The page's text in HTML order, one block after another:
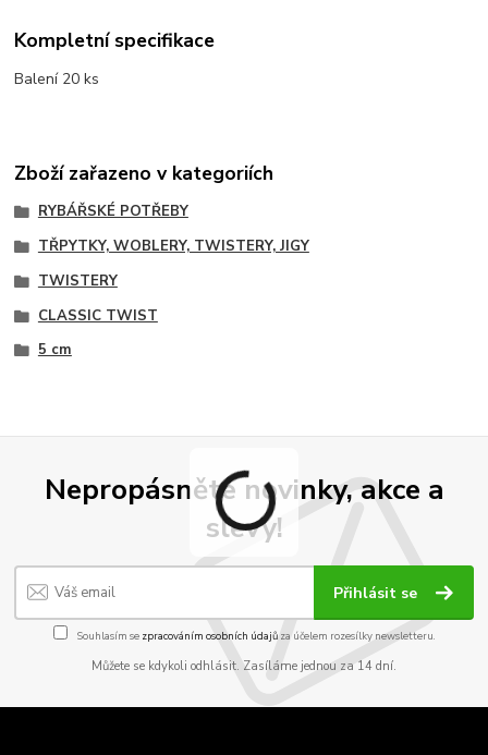
Kompletní specifikace
Balení 20 ks
Zboží zařazeno v kategoriích
RYBÁŘSKÉ POTŘEBY
TŘPYTKY, WOBLERY, TWISTERY, JIGY
TWISTERY
CLASSIC TWIST
5 cm
Nepropásněte novinky, akce a
slevy!
Přihlásit se
Souhlasím se zpracováním osobních údajůza účelem rozesílky newsletteru.
Můžete se kdykoli odhlásit. Zasíláme jednou za 14 dní.